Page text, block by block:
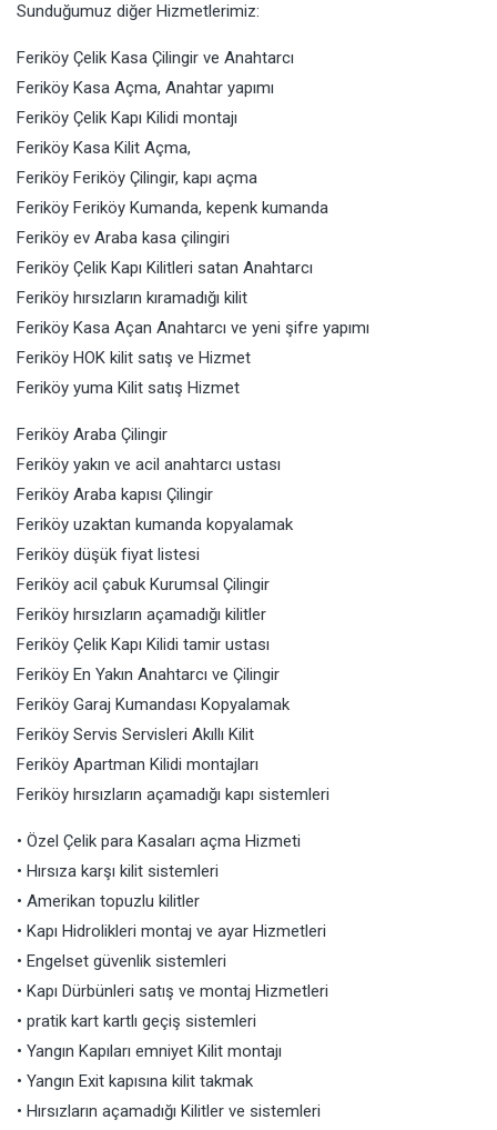
Sunduğumuz diğer Hizmetlerimiz:
Feriköy Çelik Kasa Çilingir ve Anahtarcı
Feriköy Kasa Açma, Anahtar yapımı
Feriköy Çelik Kapı Kilidi montajı
Feriköy Kasa Kilit Açma,
Feriköy Feriköy Çilingir, kapı açma
Feriköy Feriköy Kumanda, kepenk kumanda
Feriköy ev Araba kasa çilingiri
Feriköy Çelik Kapı Kilitleri satan Anahtarcı
Feriköy hırsızların kıramadığı kilit
Feriköy Kasa Açan Anahtarcı ve yeni şifre yapımı
Feriköy HOK kilit satış ve Hizmet
Feriköy yuma Kilit satış Hizmet
Feriköy Araba Çilingir
Feriköy yakın ve acil anahtarcı ustası
Feriköy Araba kapısı Çilingir
Feriköy uzaktan kumanda kopyalamak
Feriköy düşük fiyat listesi
Feriköy acil çabuk Kurumsal Çilingir
Feriköy hırsızların açamadığı kilitler
Feriköy Çelik Kapı Kilidi tamir ustası
Feriköy En Yakın Anahtarcı ve Çilingir
Feriköy Garaj Kumandası Kopyalamak
Feriköy Servis Servisleri Akıllı Kilit
Feriköy Apartman Kilidi montajları
Feriköy hırsızların açamadığı kapı sistemleri
• Özel Çelik para Kasaları açma Hizmeti
• Hırsıza karşı kilit sistemleri
• Amerikan topuzlu kilitler
• Kapı Hidrolikleri montaj ve ayar Hizmetleri
• Engelset güvenlik sistemleri
• Kapı Dürbünleri satış ve montaj Hizmetleri
• pratik kart kartlı geçiş sistemleri
• Yangın Kapıları emniyet Kilit montajı
• Yangın Exit kapısına kilit takmak
• Hırsızların açamadığı Kilitler ve sistemleri